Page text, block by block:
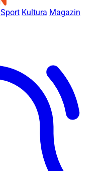
Sport Kultura Magazin